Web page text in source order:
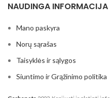
NAUDINGA INFORMACIJA
Mano paskyra
Norų sąrašas
Taisyklės ir sąlygos
Siuntimo ir Grąžinimo politika